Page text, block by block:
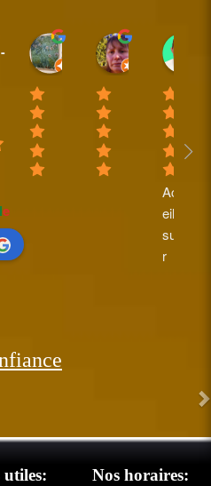
e
Sylvain BAUDET
18:44 31 Mar 25
nicole plantive
16:14 20 Feb 25
Anne
10:35 08
Accu
eil
supe
r
ent
très
utiles: Nos horaires: